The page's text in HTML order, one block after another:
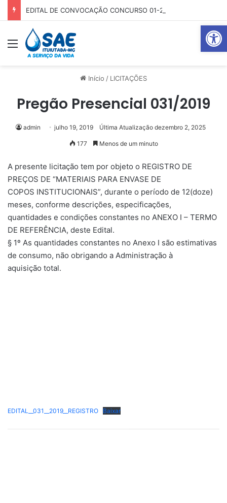
Abrir
EDITAL DE CONVOCAÇÃO CONCURSO 01-2025
Menu
Início / LICITAÇÕES
Pregão Presencial 031/2019
admin julho 19, 2019 Última Atualização dezembro 2, 2025
177 Menos de um minuto
A presente licitação tem por objeto o REGISTRO DE
PREÇOS DE “MATERIAIS PARA ENVASE DE
COPOS INSTITUCIONAIS”, durante o período de 12(doze)
meses, conforme descrições, especificações,
quantidades e condições constantes no ANEXO I – TERMO
DE REFERÊNCIA, deste Edital.
§ 1º As quantidades constantes no Anexo I são estimativas
de consumo, não obrigando a Administração à
aquisição total.
EDITAL__031__2019__REGISTRO Baixar